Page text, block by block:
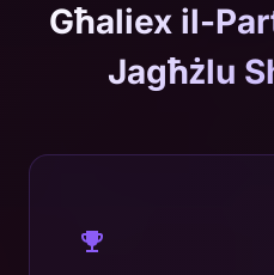
Għaliex il-
Jagħżlu